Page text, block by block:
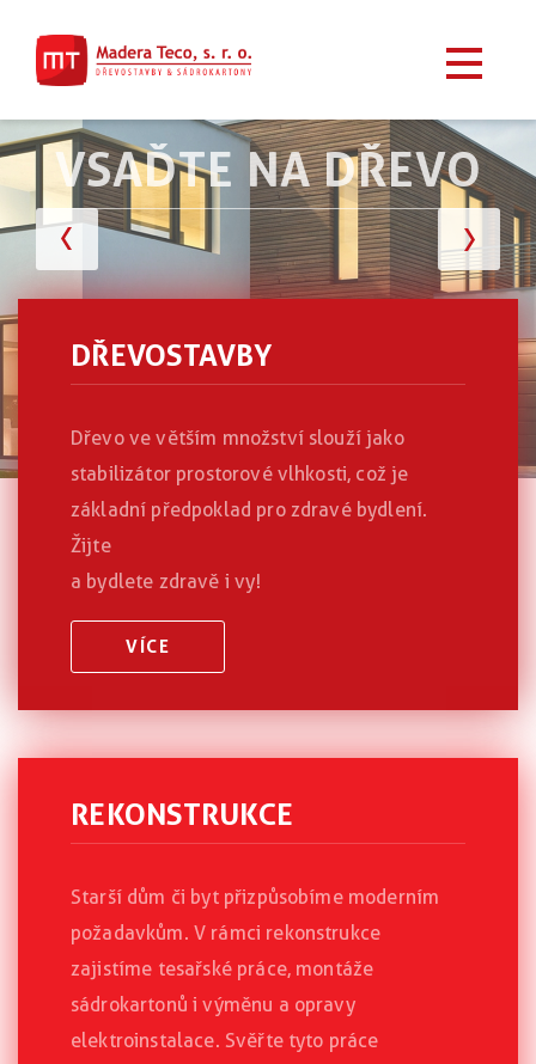
VSAĎTE NA DŘEVO
DŘEVOSTAVBY
Dřevo ve větším množství slouží jako
stabilizátor prostorové vlhkosti, což je
základní předpoklad pro zdravé bydlení.
Žijte
a bydlete zdravě i vy!
VÍCE
REKONSTRUKCE
Starší dům či byt přizpůsobíme moderním
požadavkům. V rámci rekonstrukce
zajistíme tesařské práce, montáže
sádrokartonů i výměnu a opravy
elektroinstalace. Svěřte tyto práce